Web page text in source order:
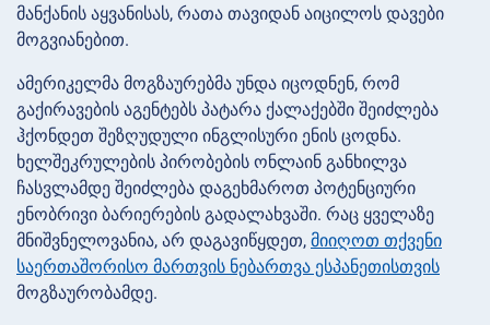
მანქანის აყვანისას, რათა თავიდან აიცილოს დავები
მოგვიანებით.
ამერიკელმა მოგზაურებმა უნდა იცოდნენ, რომ
გაქირავების აგენტებს პატარა ქალაქებში შეიძლება
ჰქონდეთ შეზღუდული ინგლისური ენის ცოდნა.
ხელშეკრულების პირობების ონლაინ განხილვა
ჩასვლამდე შეიძლება დაგეხმაროთ პოტენციური
ენობრივი ბარიერების გადალახვაში. რაც ყველაზე
მნიშვნელოვანია, არ დაგავიწყდეთ, მიიღოთ თქვენი
საერთაშორისო მართვის ნებართვა ესპანეთისთვის
მოგზაურობამდე.